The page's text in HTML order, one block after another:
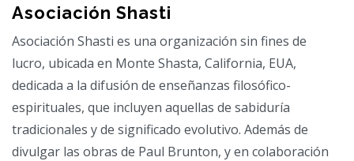
Asociación Shasti
Asociación Shasti es una organización sin fines de
lucro, ubicada en Monte Shasta, California, EUA,
dedicada a la difusión de enseñanzas filosófico-
espirituales, que incluyen aquellas de sabiduría
tradicionales y de significado evolutivo. Además de
divulgar las obras de Paul Brunton, y en colaboración